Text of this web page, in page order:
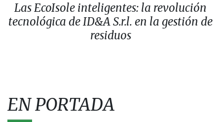
Las EcoIsole inteligentes: la revolución
tecnológica de ID&A S.r.l. en la gestión de
residuos
EN PORTADA